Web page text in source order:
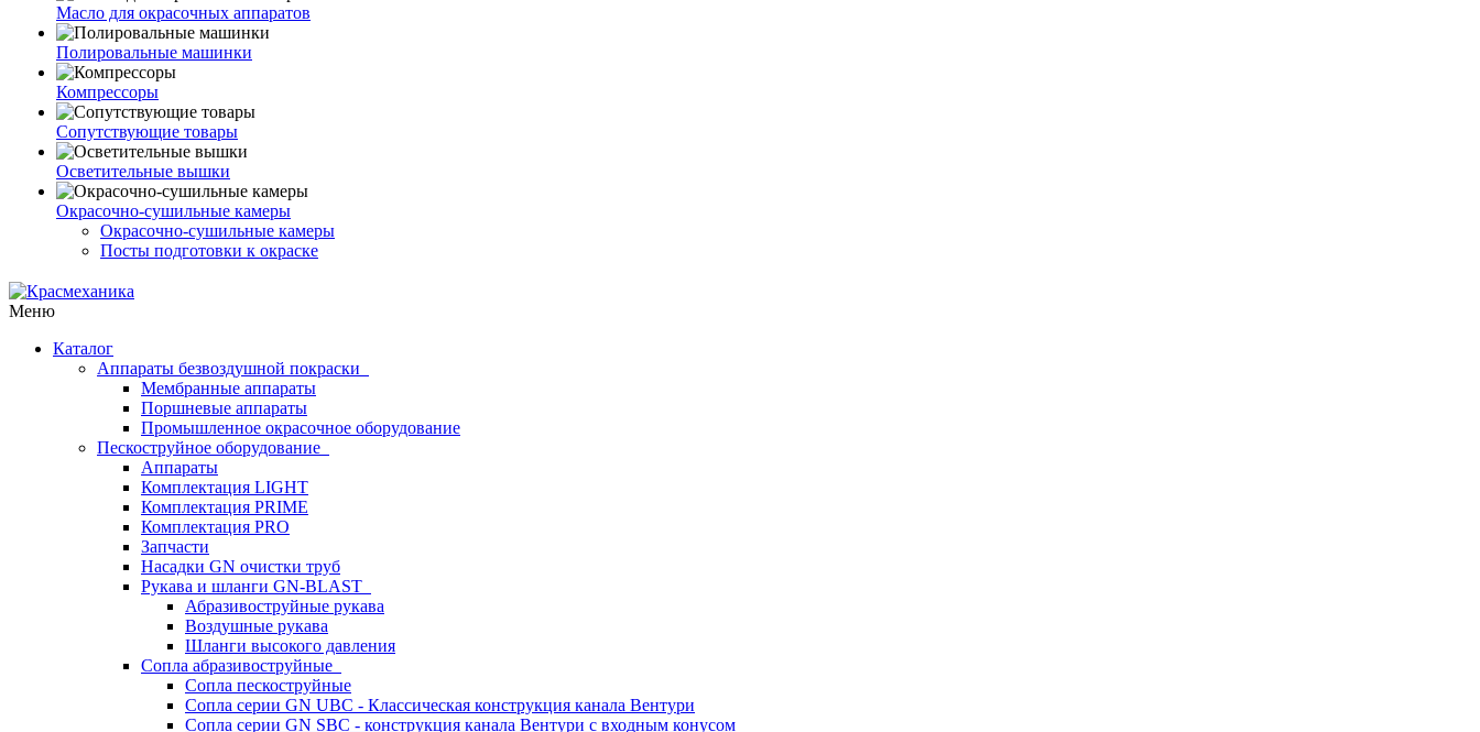
Масло для окрасочных аппаратов
Полировальные машинки
Компрессоры
Сопутствующие товары
Осветительные вышки
Окрасочно-сушильные камеры
Окрасочно-сушильные камеры
Посты подготовки к окраске
Меню
Каталог
Аппараты безвоздушной покраски
Мембранные аппараты
Поршневые аппараты
Промышленное окрасочное оборудование
Пескоструйное оборудование
Аппараты
Комплектация LIGHT
Комплектация PRIME
Комплектация PRO
Запчасти
Насадки GN очистки труб
Рукава и шланги GN-BLAST
Абразивоструйные рукава
Воздушные рукава
Шланги высокого давления
Сопла абразивоструйные
Сопла пескоструйные
Сопла серии GN UBC - Классическая конструкция канала Вентури
Сопла серии GN SBC - конструкция канала Вентури c входным конусом